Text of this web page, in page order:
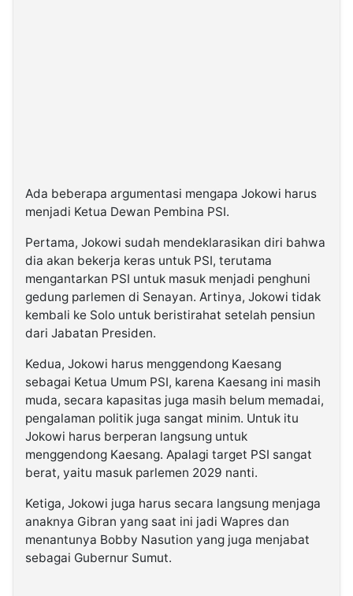
Ada beberapa argumentasi mengapa Jokowi harus
menjadi Ketua Dewan Pembina PSI.
Pertama, Jokowi sudah mendeklarasikan diri bahwa
dia akan bekerja keras untuk PSI, terutama
mengantarkan PSI untuk masuk menjadi penghuni
gedung parlemen di Senayan. Artinya, Jokowi tidak
kembali ke Solo untuk beristirahat setelah pensiun
dari Jabatan Presiden.
Kedua, Jokowi harus menggendong Kaesang
sebagai Ketua Umum PSI, karena Kaesang ini masih
muda, secara kapasitas juga masih belum memadai,
pengalaman politik juga sangat minim. Untuk itu
Jokowi harus berperan langsung untuk
menggendong Kaesang. Apalagi target PSI sangat
berat, yaitu masuk parlemen 2029 nanti.
Ketiga, Jokowi juga harus secara langsung menjaga
anaknya Gibran yang saat ini jadi Wapres dan
menantunya Bobby Nasution yang juga menjabat
sebagai Gubernur Sumut.